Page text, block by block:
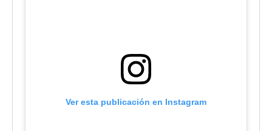
Ver esta publicación en Instagram